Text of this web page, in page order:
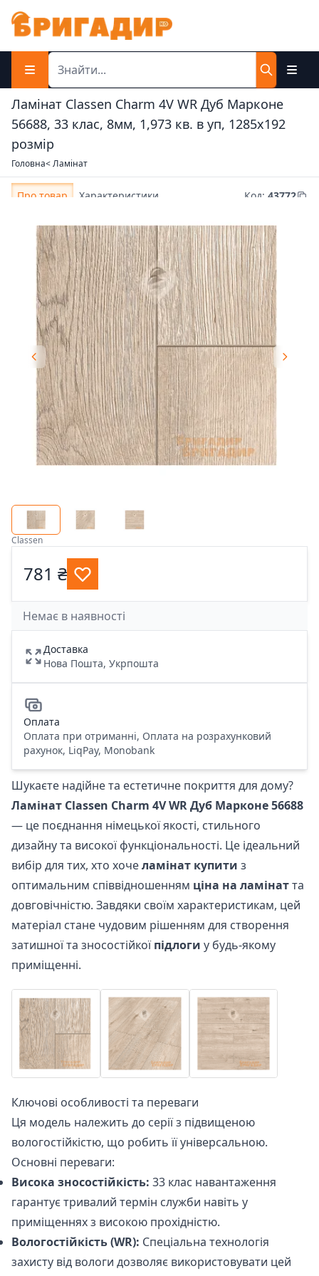
Ламінат Classen Charm 4V WR Дуб Марконе
56688, 33 клас, 8мм, 1,973 кв. в уп, 1285x192
розмір
Головна< Ламінат
Про товар Характеристики Код: 43772
Classen
781 ₴
Немає в наявності
Доставка
Нова Пошта, Укрпошта
Оплата
Оплата при отриманні, Оплата на розрахунковий
рахунок, LiqPay, Monobank
Шукаєте надійне та естетичне покриття для дому?
Ламінат Classen Charm 4V WR Дуб Марконе 56688
— це поєднання німецької якості, стильного
дизайну та високої функціональності. Це ідеальний
вибір для тих, хто хочеламінат купити з
оптимальним співвідношенням ціна на ламінатта
довговічністю. Завдяки своїм характеристикам, цей
матеріал стане чудовим рішенням для створення
затишної та зносостійкоїпідлоги у будь-якому
приміщенні.
Ключові особливості та переваги
Ця модель належить до серії з підвищеною
вологостійкістю, що робить її універсальною.
Основні переваги:
Висока зносостійкість: 33 клас навантаження
гарантує тривалий термін служби навіть у
приміщеннях з високою прохідністю.
Вологостійкість (WR): Спеціальна технологія
захисту від вологи дозволяє використовувати цей